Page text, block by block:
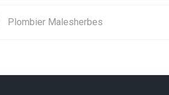
Plombier Malesherbes